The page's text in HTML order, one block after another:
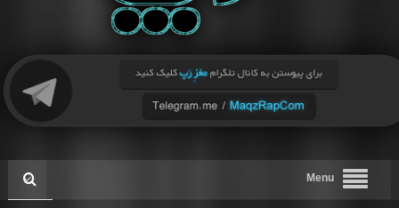
Menu